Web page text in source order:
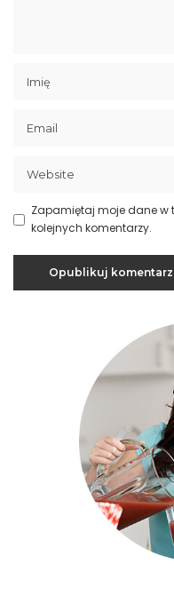
Zapamiętaj moje dane w
kolejnych komentarzy.